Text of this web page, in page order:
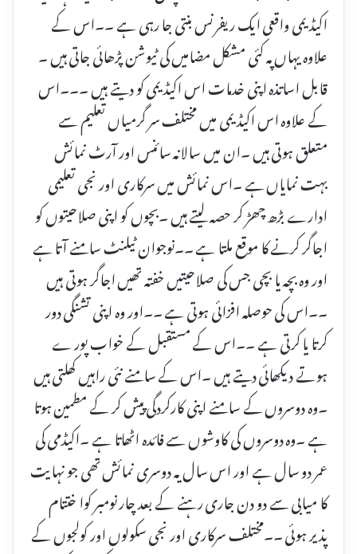
اکیڈیمی واقعی ایک ریفرنس بنتی جا رہی ہے ۔۔اس کے
علاوہ یہاں پہ کئی مشکل مضامیں کی ٹیوشن پڑھائی جاتی ہیں ۔
قابل اساتذہ اپنی خدمات اس اکیڈیمی کو دیتے ہیں ۔۔۔اس
کے علاوہ اس اکیڈیمی میں مختلف سر گرمیاں تعلیم سے
متعلق ہوتی ہیں ۔ان میں سالانہ سائنس اور آرٹ نمائش
بہت نمایاں ہے ۔اس نمائش میں سرکاری اور نجی تعلیمی
ادارے بڑھ چھڑ کر حصہ لیتے ہیں ۔بچوں کو اپنی صلاحیتوں کو
اجاگر کرنے کا موقع ملتا ہے ۔۔نوجوان ٹیلنٹ سامنے آتا ہے
اور وہ بچہ یا بچی جس کی صلاحیتیں خفتہ تھیں اجاگر ہوتی ہیں
۔۔اس کی حوصلہ افزائی ہوتی ہے ۔۔اور وہ اپنی تشنگی دور
کرتا یا کرتی ہے ۔۔اس کے مستقبل کے خواب پور ے
ہوتے دیکھائی دیتے ہیں ۔اس کے سامنے نئی راہیں کھلتی ہیں
۔وہ دوسروں کے سامنے اپنی کارکردگی پیش کر کے مطمین ہوتا
ہے ۔وہ دوسروں کی کاوشوں سے فائدہ اٹھاتا ہے ۔اکیڈمی کی
عمر دو سال ہے اور اس سال یہ دوسری نمائش تھی جو نہایت
کا میابی سے دو دن جاری رہنے کے بعد چار نومبر کوا ختتام
پذیر ہوئی ۔۔مختلف سرکاری اور نجی سکولوں اور کولجوں کے